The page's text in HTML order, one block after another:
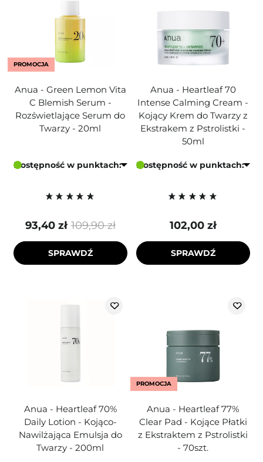
PROMOCJA
Anua - Green Lemon Vita
C Blemish Serum -
Rozświetlające Serum do
Twarzy - 20ml
Dostępność w punktach:
109,90 zł
93,40 zł
SPRAWDŹ
Anua - Heartleaf 70
Intense Calming Cream -
Kojący Krem do Twarzy z
Ekstrakem z Pstrolistki -
50ml
Dostępność w punktach:
102,00 zł
SPRAWDŹ
Anua - Heartleaf 70%
Daily Lotion - Kojąco-
Nawilżająca Emulsja do
Twarzy - 200ml
PROMOCJA
Anua - Heartleaf 77%
Clear Pad - Kojące Płatki
z Ekstraktem z Pstrolistki
- 70szt.